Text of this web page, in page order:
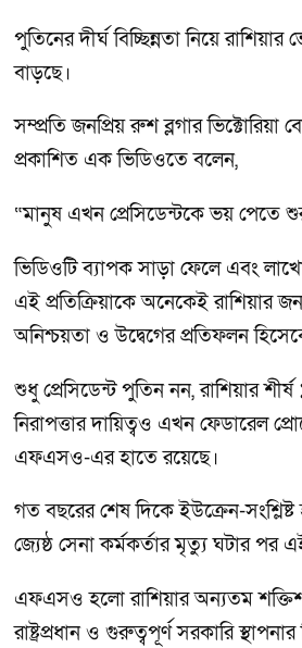
পুতিনের দীর্ঘ বিচ্ছিন্নতা নিয়ে
বাড়ছে।
সম্প্রতি জনপ্রিয় রুশ ব্লগার ভিক্টোরিয়া
প্রকাশিত এক ভিডিওতে বলেন,
“মানুষ এখন প্রেসিডেন্টকে ভয় পেতে
ভিডিওটি ব্যাপক সাড়া ফেলে এবং
এই প্রতিক্রিয়াকে অনেকেই রাশিয়ার
অনিশ্চয়তা ও উদ্বেগের প্রতিফলন
শুধু প্রেসিডেন্ট পুতিন নন, রাশিয়ার
নিরাপত্তার দায়িত্বও এখন ফেডারেল
এফএসও-এর হাতে রয়েছে।
গত বছরের শেষ দিকে ইউক্রেন-
জ্যেষ্ঠ সেনা কর্মকর্তার মৃত্যু ঘটার পর
এফএসও হলো রাশিয়ার অন্যতম
রাষ্ট্রপ্রধান ও গুরুত্বপূর্ণ সরকারি